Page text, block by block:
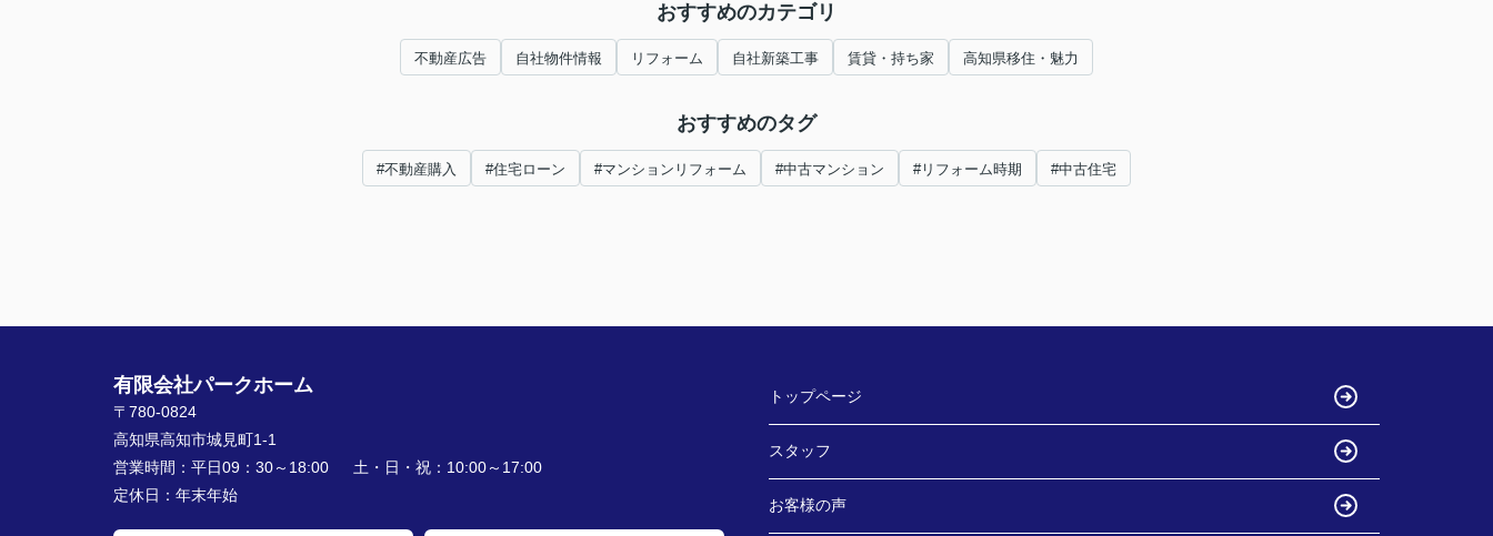
おすすめのカテゴリ
不動産広告 自社物件情報 リフォーム 自社新築工事 賃貸・持ち家 高知県移住・魅力
おすすめのタグ
#不動産購入 #住宅ローン #マンションリフォーム #中古マンション #リフォーム時期 #中古住宅
有限会社パークホーム
〒780-0824
高知県高知市城見町1-1
営業時間： 平日09：30～18:00 土・日・祝：10:00～17:00
定休日： 年末年始
トップページ
スタッフ
お客様の声